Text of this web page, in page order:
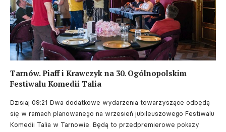
Tarnów. Piaff i Krawczyk na 30. Ogólnopolskim
Festiwalu Komedii Talia
Dzisiaj 09:21 Dwa dodatkowe wydarzenia towarzyszące odbędą
się w ramach planowanego na wrzesień jubileuszowego Festiwalu
Komedii Talia w Tarnowie. Będą to przedpremierowe pokazy